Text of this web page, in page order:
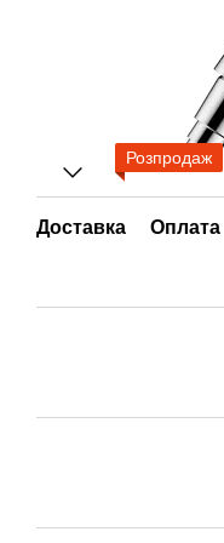
Розпродаж
Доставка Оплата